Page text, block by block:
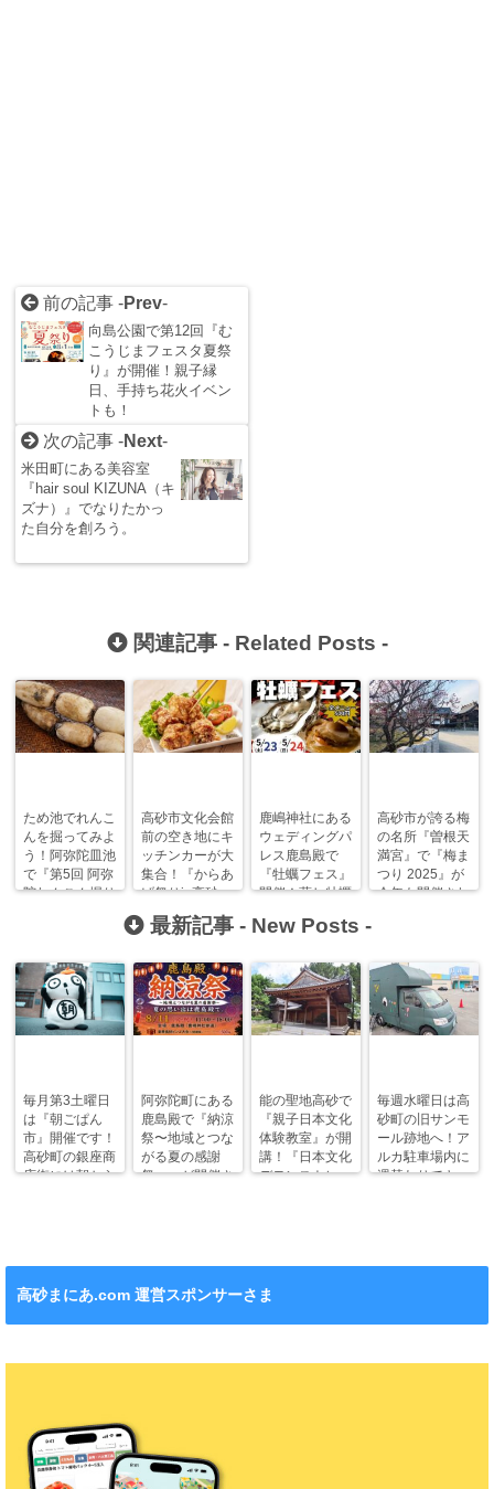
前の記事 -Prev-
向島公園で第12回『む
こうじまフェスタ夏祭
り』が開催！親子縁
日、手持ち花火イベン
トも！
次の記事 -Next-
米田町にある美容室
『hair soul KIZUNA（キ
ズナ）』でなりたかっ
た自分を創ろう。
関連記事 - Related Posts -
ため池でれんこ
んを掘ってみよ
う！阿弥陀皿池
で『第5回 阿弥
陀れんこん堀り
高砂市文化会館
前の空き地にキ
ッチンカーが大
集合！『からあ
げ祭りin高砂』
が開催！
鹿嶋神社にある
ウェディングパ
レス鹿島殿で
『牡蠣フェス』
開催！蒸し牡蠣
で！
高砂市が誇る梅
の名所『曽根天
満宮』で『梅ま
つり 2025』が
今年も開催され
最新記事 - New Posts -
毎月第3土曜日
は『朝ごぱん
市』開催です！
高砂町の銀座商
店街には朝から
阿弥陀町にある
鹿島殿で『納涼
祭〜地域とつな
がる夏の感謝
祭〜』が開催さ
能の聖地高砂で
『親子日本文化
体験教室』が開
講！『日本文化
デモンストレー
毎週水曜日は高
砂町の旧サンモ
ール跡地へ！ア
ルカ駐車場内に
週替わりでキッ
高砂まにあ.com 運営スポンサーさま